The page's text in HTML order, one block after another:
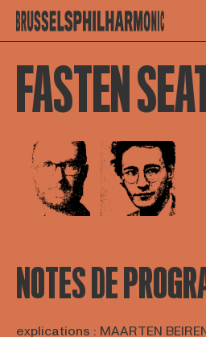
FASTEN
Open afbeelding in popup
Open
NOTES DE
explications : MAARTEN